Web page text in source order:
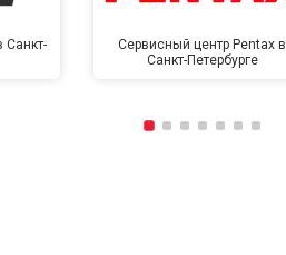
Санкт-
Сервисный центр Pentax в
Санкт-Петербурге